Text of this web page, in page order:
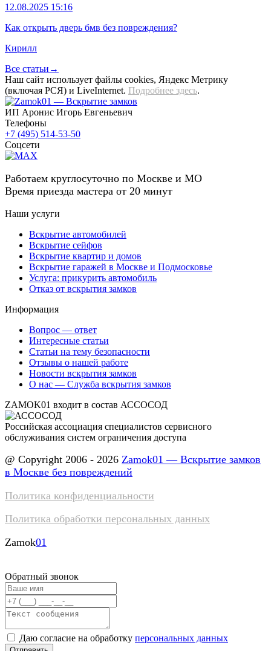
12.08.2025 15:16
Как открыть дверь бмв без повреждения?
Кирилл
Все статьи→
Наш сайт использует файлы cookies, Яндекс Метрику
(включая РСЯ) и LiveInternet. Подробнее здесь.
ИП Аронис Игорь Евгеньевич
Телефоны
+7 (495) 514-53-50
Соцсети
Работаем круглосуточно по Москве и МО
Время приезда мастера от 20 минут
Наши услуги
Вскрытие автомобилей
Вскрытие сейфов
Вскрытие квартир и домов
Вскрытие гаражей в Москве и Подмосковье
Услуга: прикурить автомобиль
Отказ от вскрытия замков
Информация
Вопрос — ответ
Интересные статьи
Статьи на тему безопасности
Отзывы о нашей работе
Новости вскрытия замков
О нас — Служба вскрытия замков
ZAMOK01 входит в состав АССОСОД
Российская ассоциация специалистов сервисного
обслуживания систем ограничения доступа
@ Copyright 2006 - 2026 Zamok01 — Вскрытие замков
в Москве без повреждений
Политика конфиденциальности
Политика обработки персональных данных
Zamok01
Обратный звонок
Даю согласие на обработку персональных данных